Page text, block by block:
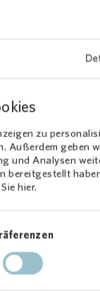
zu
Außerdem geben
und Analysen
bereitgestellt
hier.
viel Farbe
Zusammenspiel
Erfahrung in der
als
jafka gGmbH:
um und
So
im